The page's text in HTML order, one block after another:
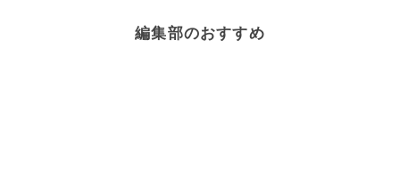
編集部のおすすめ